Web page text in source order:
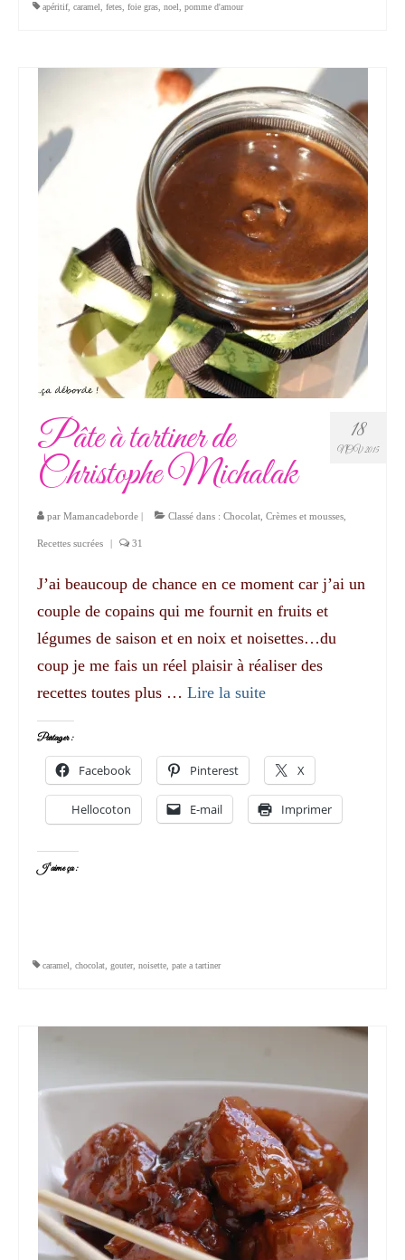
apéritif, caramel fetes foie gras noel pomme d'amour
18
NOV 2015
Pâte à tartiner de
Christophe Michalak
par Mamancadeborde | Classé dans : Chocolat Crèmes et mousses
Recettes sucrées | 31
J’ai beaucoup de chance en ce moment car j’ai un
couple de copains qui me fournit en fruits et
légumes de saison et en noix et noisettes…du
coup je me fais un réel plaisir à réaliser des
recettes toutes plus … Lire la suite­­
Partager :
Facebook Pinterest X
Hellocoton E-mail Imprimer
J’aime ça :
caramel chocolat gouter, noisette pate a tartiner